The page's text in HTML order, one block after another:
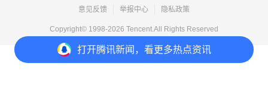
打开腾讯新闻，看更多热点资讯
意见反馈 举报中心 隐私政策
Copyright© 1998-2026 Tencent.All Rights Reserved